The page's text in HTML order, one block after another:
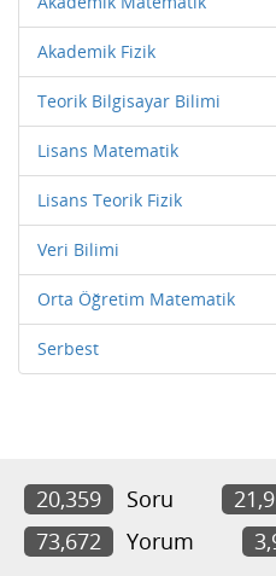
Akademik Fizik
Teorik Bilgisayar Bilimi
Lisans Matematik
Lisans Teorik Fizik
Veri Bilimi
Orta Öğretim Matematik
Serbest
20,359 Soru
73,672
Yorum